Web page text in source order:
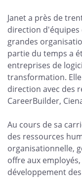
Janet a près de
direction d'équipes
grandes
partie du temps a
entreprises de
transformation.
direction avec des
CareerBuilder,
Au cours de sa
des ressources
organisationnelle,
offre aux
développement